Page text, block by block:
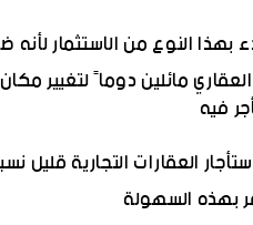
بهذا النوع من الاستثمار
مائلين دوماً لتغيير
فيه
العقارات التجارية قليل
بهذه السهولة